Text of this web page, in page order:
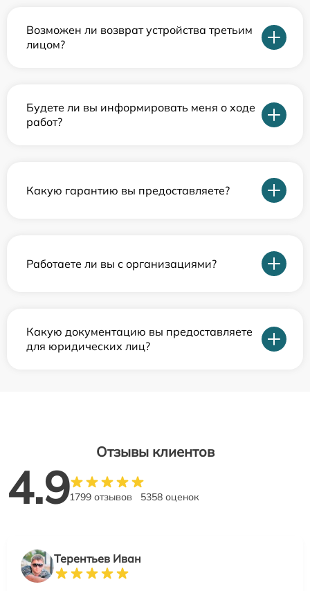
Возможен ли возврат устройства третьим
лицом?
Будете ли вы информировать меня о ходе
работ?
Какую гарантию вы предоставляете?
Работаете ли вы с организациями?
Какую документацию вы предоставляете
для юридических лиц?
Отзывы клиентов
4.91799 отзывов 5358 оценок
Терентьев Иван